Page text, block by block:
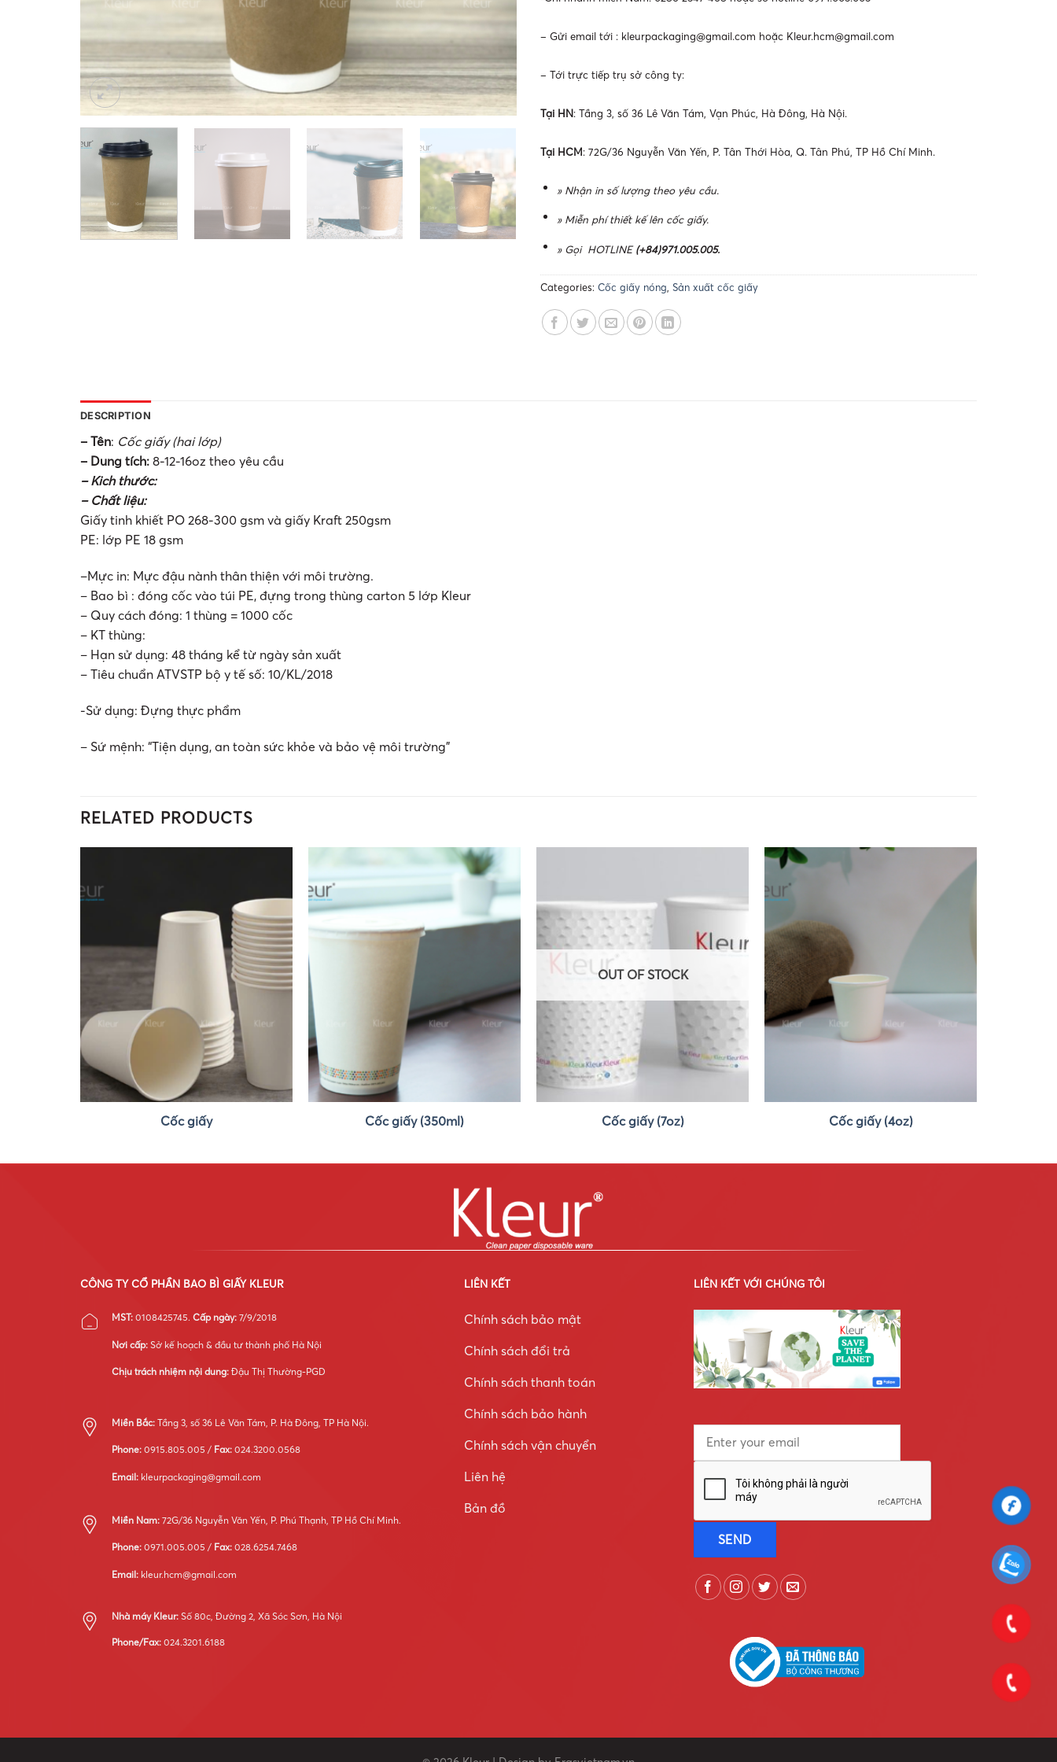
– Gửi email tới : kleurpackaging@gmail.com hoặc Kleur.hcm@gmail.com
– Tới trực tiếp trụ sở công ty:
Tại HN: Tầng 3, số 36 Lê Văn Tám, Vạn Phúc, Hà Đông, Hà Nội.
Tại HCM: 72G/36 Nguyễn Văn Yến, P. Tân Thới Hòa, Q. Tân Phú, TP Hồ Chí Minh.
» Nhận in số lượng theo yêu cầu.
» Miễn phí thiết kế lên cốc giấy.
» Gọi HOTLINE(+84)971.005.005.
Categories: Cốc giấy nóng, Sản xuất cốc giấy
DESCRIPTION
– Tên: Cốc giấy (hai lớp)
– Dung tích: 8-12-16oz theo yêu cầu
– Kich thước:
– Chất liệu:
Giấy tinh khiết PO 268-300 gsm và giấy Kraft 250gsm
PE: lớp PE 18 gsm
–Mực in: Mực đậu nành thân thiện với môi trường.
– Bao bì : đóng cốc vào túi PE, đựng trong thùng carton 5 lớp Kleur
– Quy cách đóng: 1 thùng = 1000 cốc
– KT thùng:
– Hạn sử dụng: 48 tháng kể từ ngày sản xuất
– Tiêu chuẩn ATVSTP bộ y tế số: 10/KL/2018
-Sử dụng: Đựng thực phẩm
– Sứ mệnh: “Tiện dụng, an toàn sức khỏe và bảo vệ môi trường”
RELATED PRODUCTS
Cốc giấy Cốc giấy (350ml)
OUT OF STOCK
Cốc giấy (7oz) Cốc giấy (4oz)
CÔNG TY CỔ PHẦN BAO BÌ GIẤY KLEUR
MST: 0108425745. Cấp ngày: 7/9/2018
Nơi cấp: Sở kế hoạch & đầu tư thành phố Hà Nội
Chịu trách nhiệm nội dung: Đậu Thị Thường-PGD
Miền Bắc: Tầng 3, số 36 Lê Văn Tám, P. Hà Đông, TP Hà Nội.
Phone: 0915.805.005 / Fax: 024.3200.0568
Email: kleurpackaging@gmail.com
Miền Nam: 72G/36 Nguyễn Văn Yến, P. Phú Thạnh, TP Hồ Chí Minh.
Phone: 0971.005.005 / Fax: 028.6254.7468
Email: kleur.hcm@gmail.com
Nhà máy Kleur: Số 80c, Đường 2, Xã Sóc Sơn, Hà Nội
Phone/Fax: 024.3201.6188
LIÊN KẾT
Chính sách bảo mật
Chính sách đổi trả
Chính sách thanh toán
Chính sách bảo hành
Chính sách vận chuyển
Liên hệ
Bản đồ
LIÊN KẾT VỚI CHÚNG TÔI